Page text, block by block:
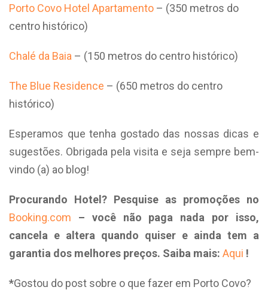
Porto Covo Hotel Apartamento – (350 metros do
centro histórico)
Chalé da Baia – (150 metros do centro histórico)
The Blue Residence – (650 metros do centro
histórico)
Esperamos que tenha gostado das nossas dicas e
sugestões. Obrigada pela visita e seja sempre bem-
vindo (a) ao blog!
Procurando Hotel? Pesquise as promoções no
Booking.com
– você não paga nada por isso,
cancela e altera quando quiser e ainda tem a
garantia dos melhores preços. Saiba mais: Aqui !
*Gostou do post sobre o que fazer em Porto Covo?